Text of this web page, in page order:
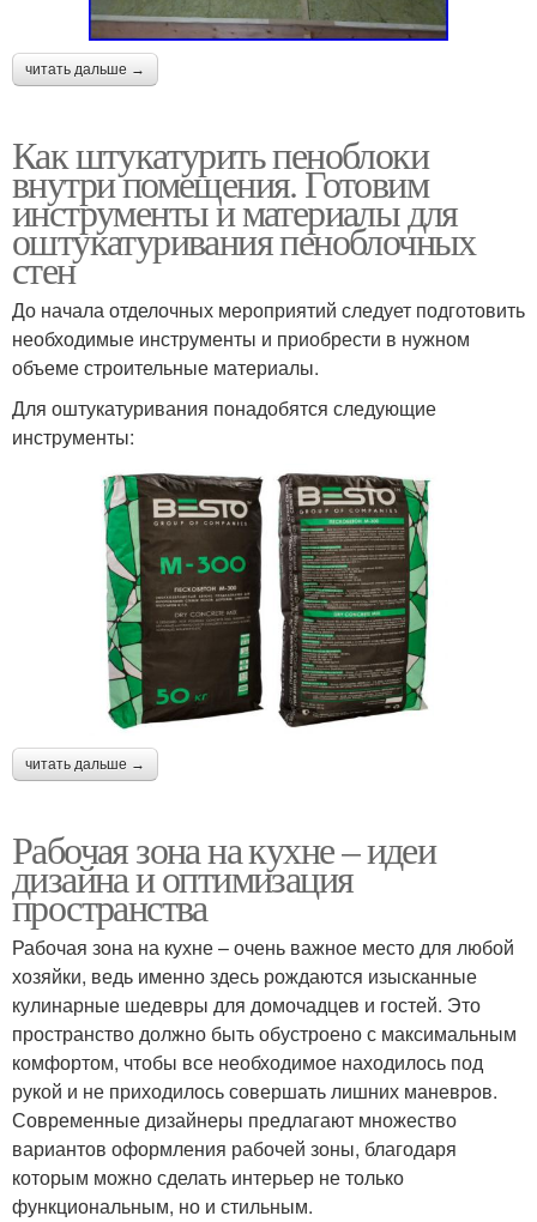
читать дальше →
Как штукатурить пеноблоки
внутри помещения. Готовим
инструменты и материалы для
оштукатуривания пеноблочных
стен
До начала отделочных мероприятий следует подготовить
необходимые инструменты и приобрести в нужном
объеме строительные материалы.
Для оштукатуривания понадобятся следующие
инструменты:
читать дальше →
Рабочая зона на кухне – идеи
дизайна и оптимизация
пространства
Рабочая зона на кухне – очень важное место для любой
хозяйки, ведь именно здесь рождаются изысканные
кулинарные шедевры для домочадцев и гостей. Это
пространство должно быть обустроено с максимальным
комфортом, чтобы все необходимое находилось под
рукой и не приходилось совершать лишних маневров.
Современные дизайнеры предлагают множество
вариантов оформления рабочей зоны, благодаря
которым можно сделать интерьер не только
функциональным, но и стильным.